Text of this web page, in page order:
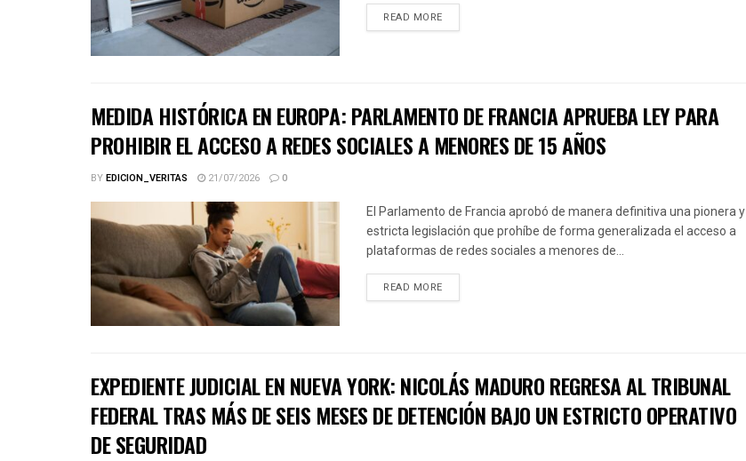
READ MORE
MEDIDA HISTÓRICA EN EUROPA: PARLAMENTO DE FRANCIA APRUEBA LEY PARA
PROHIBIR EL ACCESO A REDES SOCIALES A MENORES DE 15 AÑOS
BYEDICION_VERITAS 21/07/2026 0
El Parlamento de Francia aprobó de manera definitiva una pionera y
estricta legislación que prohíbe de forma generalizada el acceso a
plataformas de redes sociales a menores de...
READ MORE
EXPEDIENTE JUDICIAL EN NUEVA YORK: NICOLÁS MADURO REGRESA AL TRIBUNAL
FEDERAL TRAS MÁS DE SEIS MESES DE DETENCIÓN BAJO UN ESTRICTO OPERATIVO
DE SEGURIDAD